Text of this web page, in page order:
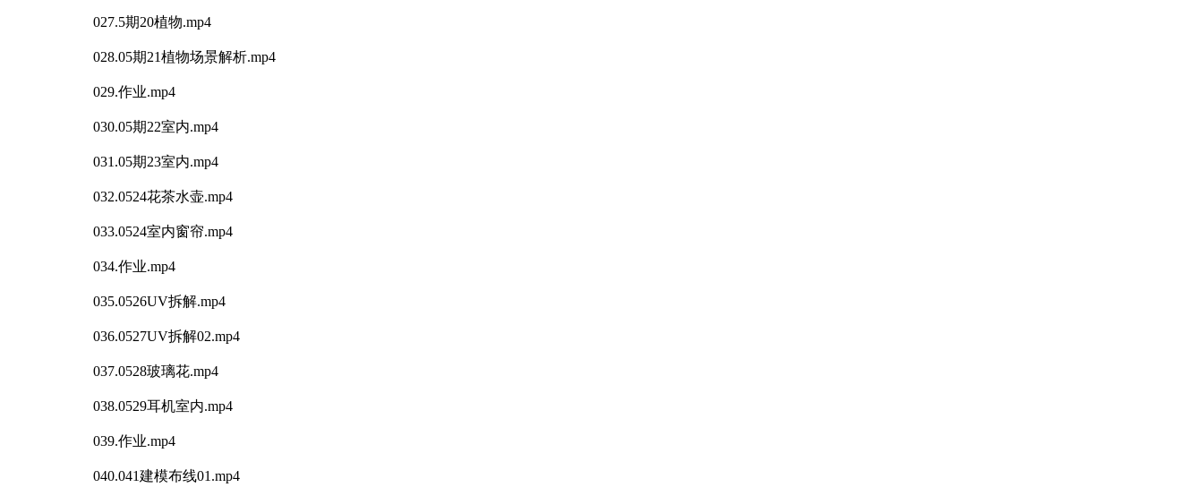
027.5期20植物.mp4
028.05期21植物场景解析.mp4
029.作业.mp4
030.05期22室内.mp4
031.05期23室内.mp4
032.0524花茶水壶.mp4
033.0524室内窗帘.mp4
034.作业.mp4
035.0526UV拆解.mp4
036.0527UV拆解02.mp4
037.0528玻璃花.mp4
038.0529耳机室内.mp4
039.作业.mp4
040.041建模布线01.mp4